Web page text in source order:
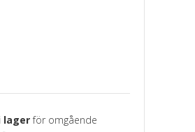
lagerför omgående